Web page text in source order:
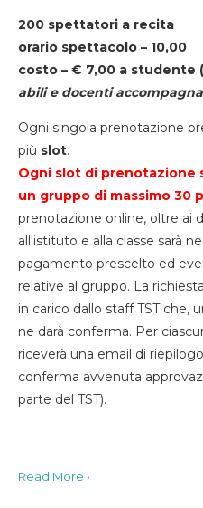
200 spettatori a recita
orario spettacolo – 10,00
costo – € 7,00 a studente (
abili e docenti
Ogni singola prenotazione
più slot.
Ogni slot di prenotazione
un gruppo di massimo 30
prenotazione online, oltre ai
all'istituto e alla classe sarà
pagamento prescelto ed
relative al gruppo. La
in carico dallo staff TST che,
ne darà conferma. Per
riceverà una email di
conferma avvenuta
parte del TST).
Read More ›